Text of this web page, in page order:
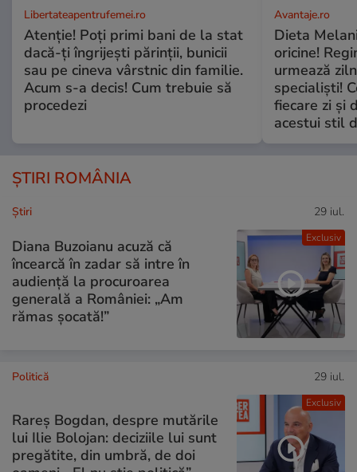
Libertateapentrufemei.ro
Atenție! Poți primi bani de la stat
dacă-ți îngrijești părinții, bunicii
sau pe cineva vârstnic din familie.
Acum s-a decis! Cum trebuie să
procedezi
Avantaje.ro
Dieta
oricine!
urmează
specialiști!
fiecare zi și
acestui stil
ȘTIRI ROMÂNIA
Exclusiv
Ştiri 29 iul.
Diana Buzoianu acuză că
încearcă în zadar să intre în
audiență la procuroarea
generală a României: „Am
rămas șocată!”
Exclusiv
Politică 29 iul.
Rareș Bogdan, despre mutările
lui Ilie Bolojan: deciziile lui sunt
pregătite, din umbră, de doi